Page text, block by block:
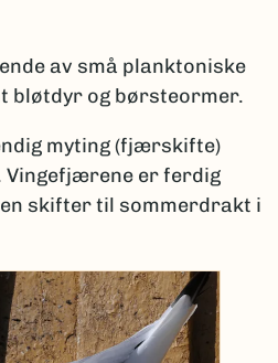
av små planktoniske
bløtdyr og børsteormer.
myting (fjærskifte)
Vingefjærene er ferdig
skifter til sommerdrakt i